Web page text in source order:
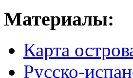
Материалы:
Карта
Русско-